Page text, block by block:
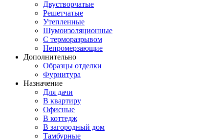
Двустворчатые
Решетчатые
Утепленные
Шумоизоляционные
С терморазрывом
Непромерзающие
Дополнительно
Образцы отделки
Фурнитура
Назначение
Для дачи
В квартиру
Офисные
В коттедж
В загородный дом
Тамбурные